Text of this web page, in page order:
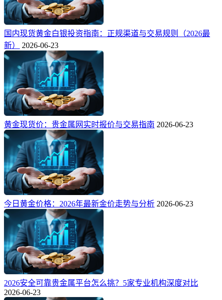
国内现货黄金白银投资指南：正规渠道与交易规则（2026最
新）
2026-06-23
黄金现货价：贵金属网实时报价与交易指南 2026-06-23
今日黄金价格：2026年最新金价走势与分析 2026-06-23
2026安全可靠贵金属平台怎么挑？5家专业机构深度对比
2026-06-23